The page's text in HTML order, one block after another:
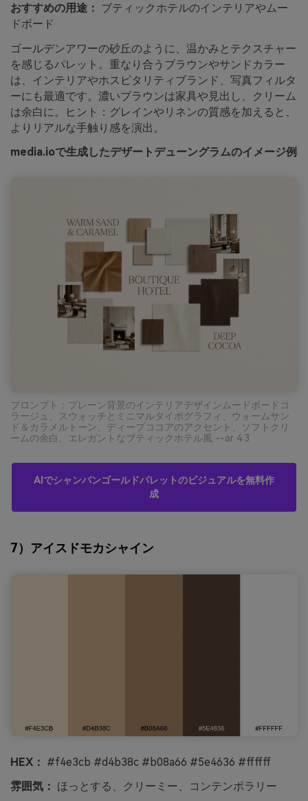
おすすめの用途： ブティックホテルのインテリアやムー
ドボード
ゴールデンアワーの砂丘のように、温かみとテクスチャー
を感じるパレット。重なり合うブラウンやサンドカラー
は、インテリアやホスピタリティブランド、写真フィルタ
ーにも最適です。濃いブラウンは家具や見出し、クリーム
は余白に。ヒント：グレインやリネンの質感を加えると、
よりリアルな手触り感を演出。
media.ioで生成したデザートデューングラムのイメージ例
プロンプト：プレーン背景のインテリアデザインムードボードコ
ラージュ、スウォッチとミニマルタイポグラフィ、ウォームサン
ド＆カラメルトーン、ディープココアのアクセント、ソフトクリ
ームの余白、エレガントなブティックホテル風 --ar 4:3
AIでシャンパンゴールドパレットのビジュアルを無料作
成
7）アイスドモカシャイン
HEX： #f4e3cb #d4b38c #b08a66 #5e4636 #ffffff
雰囲気： ほっとする、クリーミー、コンテンポラリー